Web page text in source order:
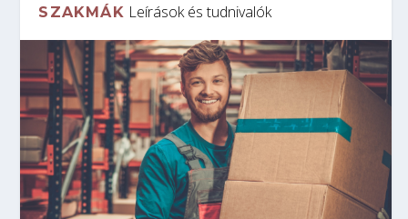
SZAKMÁK Leírások és tudnivalók